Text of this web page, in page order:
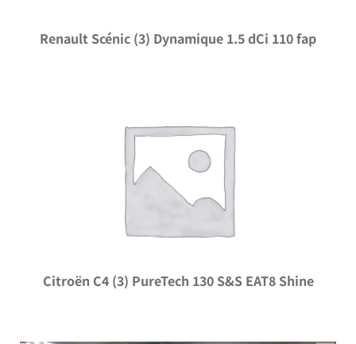
Renault Scénic (3) Dynamique 1.5 dCi 110 fap
Citroën C4 (3) PureTech 130 S&S EAT8 Shine